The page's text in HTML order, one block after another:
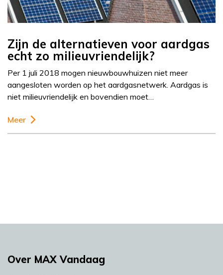
Zijn de alternatieven voor aardgas
echt zo milieuvriendelijk?
Per 1 juli 2018 mogen nieuwbouwhuizen niet meer
aangesloten worden op het aardgasnetwerk. Aardgas is
niet milieuvriendelijk en bovendien moet…
Meer
Over MAX Vandaag